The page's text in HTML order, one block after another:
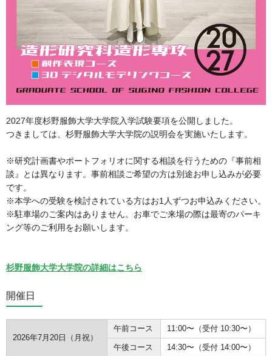
2027年度杉野服飾大学大学院入学試験要項を公開しました。
つきましては、杉野服飾大学大学院の説明会を実施いたします。
※研究計画書やポートフォリオに関する相談を行うための『事前相
談』とは異なります。事前相談ご希望の方は別途お申し込みが必要
です。
※本学への受験を検討されている方はお1人ずつお申込みください。
※駐車場のご案内はありません。お車でご来場の際は最寄のパーキ
ング等のご利用をお願いします。
杉野服飾大学大学院の詳細はこちら
開催日
2026年7月20日（月祝）
午前コース 11:00〜（受付 10:30〜）
午後コース 14:30〜（受付 14:00〜）